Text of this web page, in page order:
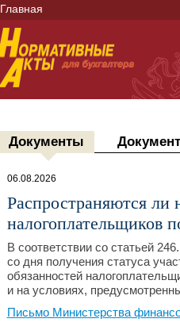
Главная
Документы
06.08.2026
Распространяются ли
налогоплательщиков
В соответствии со статьей
со дня получения статуса
обязанностей
и на условиях,
Письмо Министерства